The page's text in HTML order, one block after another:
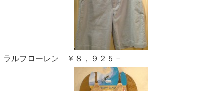
ラルフローレン ￥８，９２５－